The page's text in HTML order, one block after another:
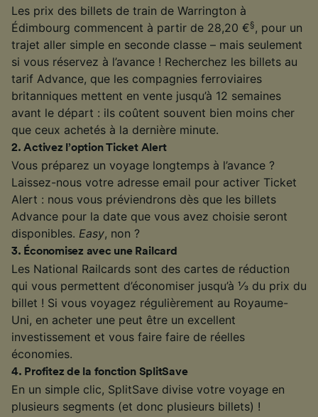
Les prix des billets de train de Warrington à
Édimbourg commencent à partir de 28,20 €§, pour un
trajet aller simple en seconde classe – mais seulement
si vous réservez à l’avance ! Recherchez les billets au
tarif Advance, que les compagnies ferroviaires
britanniques mettent en vente jusqu’à 12 semaines
avant le départ : ils coûtent souvent bien moins cher
que ceux achetés à la dernière minute.
2.Activez l’option Ticket Alert
Vous préparez un voyage longtemps à l’avance ?
Laissez-nous votre adresse email pour activer Ticket
Alert : nous vous préviendrons dès que les billets
Advance pour la date que vous avez choisie seront
disponibles. Easy, non ?
3. Économisez avec une Railcard
Les National Railcards sont des cartes de réduction
qui vous permettent d’économiser jusqu’à ⅓ du prix du
billet ! Si vous voyagez régulièrement au Royaume-
Uni, en acheter une peut être un excellent
investissement et vous faire faire de réelles
économies.
4. Profitez de la fonction SplitSave
En un simple clic, SplitSave divise votre voyage en
plusieurs segments (et donc plusieurs billets) !